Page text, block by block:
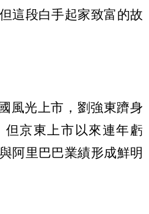
這段白手起家致富的故
風光上市，劉強東躋身
但京東上市以來連年虧
阿里巴巴業績形成鮮明